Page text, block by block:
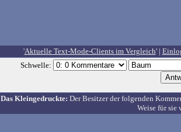
'Aktuelle Text-Mode-Clients im Vergleich' |
Schwelle:
Das Kleingedruckte: Der Besitzer der folgenden
Weise für sie